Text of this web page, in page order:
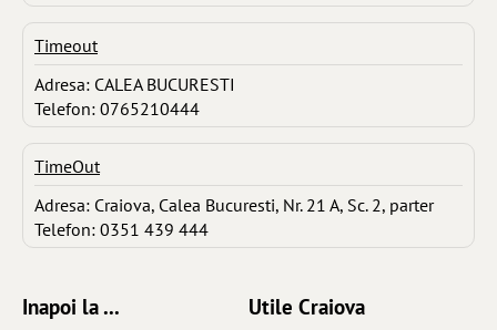
Timeout
Adresa: CALEA BUCURESTI
Telefon: 0765210444
TimeOut
Adresa: Craiova, Calea Bucuresti, Nr. 21 A, Sc. 2, parter
Telefon: 0351 439 444
Inapoi la ... Utile Craiova